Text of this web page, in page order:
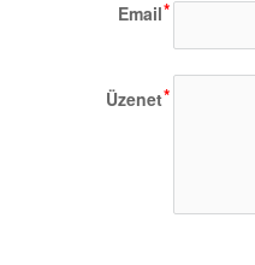
Email
Üzenet